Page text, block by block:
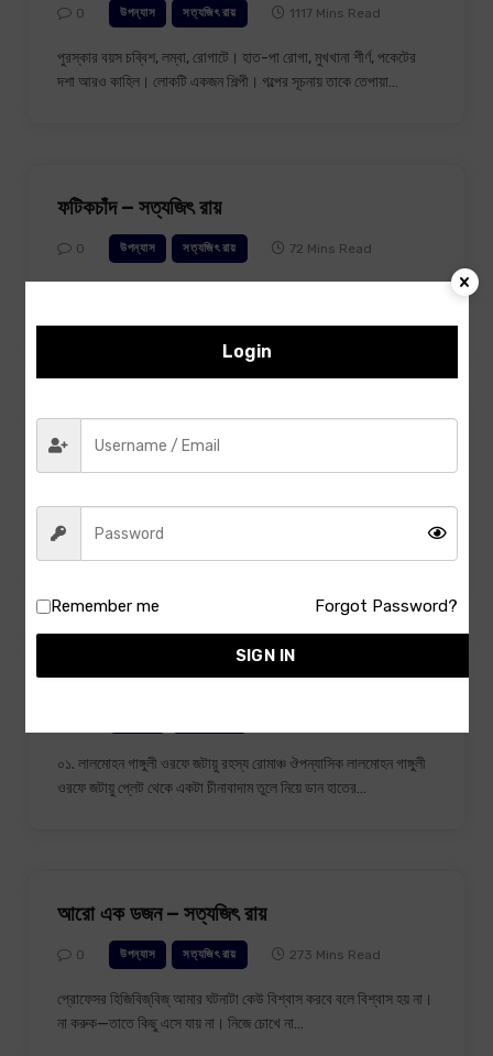
0 উপন্যাস সত্যজিৎ রায় 1117 Mins Read
পুরস্কার বয়স চব্বিশ, লম্বা, রোগাটে। হাত-পা রোগা, মুখখানা শীর্ণ, পকেটের
দশা আরও কাহিল। লোকটি একজন শিল্পী। গল্পের সূচনায় তাকে তেপায়া…
ফটিকচাঁদ – সত্যজিৎ রায়
0 উপন্যাস সত্যজিৎ রায় 72 Mins Read
অপুর পাঁচালি – সত্যজিৎ রায়
১. পশ্চাৎপট ১৯৫২ সালের শরৎকালের এক বিকেলবেলায়, দীর্ঘ সাদা কাশফুলে
জয় বাবা ফেলুনাথ – সত্যজিৎ রায়
০১. লালমোহন গাঙ্গুলী ওরফে জটায়ু রহস্য রোমাঞ্চ ঔপন্যাসিক লালমোহন গাঙ্গুলী
ওরফে জটায়ু প্লেট থেকে একটা চীনাবাদাম তুলে নিয়ে ডান হাতের…
আরো এক ডজন – সত্যজিৎ রায়
0 উপন্যাস সত্যজিৎ রায় 273 Mins Read
প্রোফেসর হিজিবিজ্‌বিজ্ আমার ঘটনাটা কেউ বিশ্বাস করবে বলে বিশ্বাস হয় না।
না করুক—তাতে কিছু এসে যায় না। নিজে চোখে না…
Login
Remember me Forgot Password?
SIGN IN